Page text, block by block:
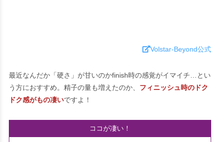
Volstar-Beyond公式
最近なんだか「硬さ」が甘いのかfinish時の感覚がイマイチ…とい
う方におすすめ。精子の量も増えたのか、 フィニッシュ時のドク
ドク感がもの凄いですよ！
ココが凄い！